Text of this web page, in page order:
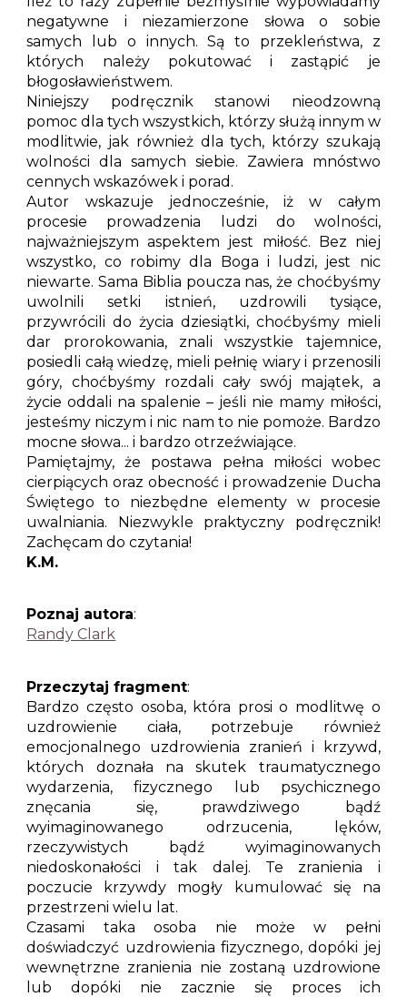
negatywne i niezamierzone słowa o sobie
samych lub o innych. Są to przekleństwa, z
których należy pokutować i zastąpić je
błogosławieństwem.
Niniejszy podręcznik stanowi nieodzowną
pomoc dla tych wszystkich, którzy służą innym w
modlitwie, jak również dla tych, którzy szukają
wolności dla samych siebie. Zawiera mnóstwo
cennych wskazówek i porad.
Autor wskazuje jednocześnie, iż w całym
procesie prowadzenia ludzi do wolności,
najważniejszym aspektem jest miłość. Bez niej
wszystko, co robimy dla Boga i ludzi, jest nic
niewarte. Sama Biblia poucza nas, że choćbyśmy
uwolnili setki istnień, uzdrowili tysiące,
przywrócili do życia dziesiątki, choćbyśmy mieli
dar prorokowania, znali wszystkie tajemnice,
posiedli całą wiedzę, mieli pełnię wiary i przenosili
góry, choćbyśmy rozdali cały swój majątek, a
życie oddali na spalenie – jeśli nie mamy miłości,
jesteśmy niczym i nic nam to nie pomoże. Bardzo
mocne słowa... i bardzo otrzeźwiające.
Pamiętajmy, że postawa pełna miłości wobec
cierpiących oraz obecność i prowadzenie Ducha
Świętego to niezbędne elementy w procesie
uwalniania. Niezwykle praktyczny podręcznik!
Zachęcam do czytania!
K.M.
Poznaj autora:
Randy Clark
Przeczytaj fragment:
Bardzo często osoba, która prosi o modlitwę o
uzdrowienie ciała, potrzebuje również
emocjonalnego uzdrowienia zranień i krzywd,
których doznała na skutek traumatycznego
wydarzenia, fizycznego lub psychicznego
znęcania się, prawdziwego bądź
wyimaginowanego odrzucenia, lęków,
rzeczywistych bądź wyimaginowanych
niedoskonałości i tak dalej. Te zranienia i
poczucie krzywdy mogły kumulować się na
przestrzeni wielu lat.
Czasami taka osoba nie może w pełni
doświadczyć uzdrowienia fizycznego, dopóki jej
wewnętrzne zranienia nie zostaną uzdrowione
lub dopóki nie zacznie się proces ich